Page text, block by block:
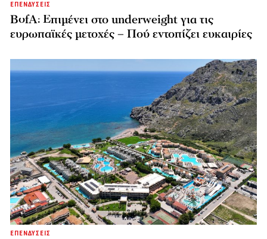
ΕΠΕΝΔΥΣΕΙΣ
BofA: Επιμένει στο underweight για τις
ευρωπαϊκές μετοχές – Πού εντοπίζει ευκαιρίες
ΕΠΕΝΔΥΣΕΙΣ